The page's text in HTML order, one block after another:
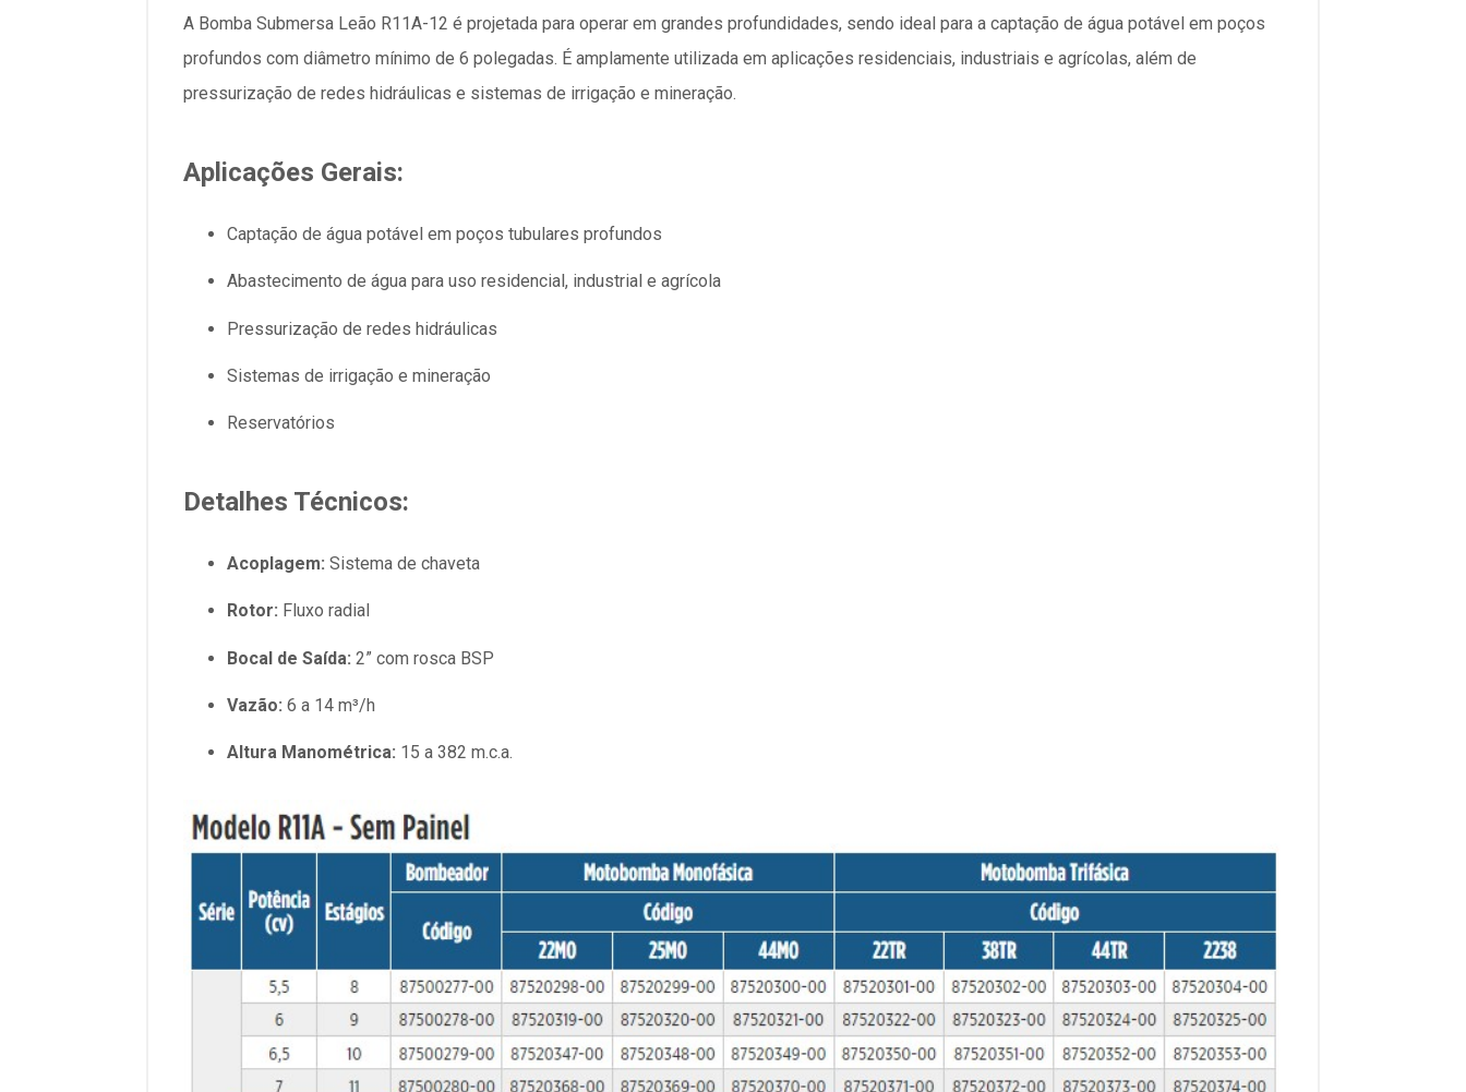
A Bomba Submersa Leão R11A-12 é projetada para operar em grandes profundidades, sendo ideal para a captação de água potável em poços
profundos com diâmetro mínimo de 6 polegadas. É amplamente utilizada em aplicações residenciais, industriais e agrícolas, além de
pressurização de redes hidráulicas e sistemas de irrigação e mineração.
Aplicações Gerais:
Captação de água potável em poços tubulares profundos
Abastecimento de água para uso residencial, industrial e agrícola
Pressurização de redes hidráulicas
Sistemas de irrigação e mineração
Reservatórios
Detalhes Técnicos:
Acoplagem: Sistema de chaveta
Rotor: Fluxo radial
Bocal de Saída: 2” com rosca BSP
Vazão: 6 a 14 m³/h
Altura Manométrica: 15 a 382 m.c.a.